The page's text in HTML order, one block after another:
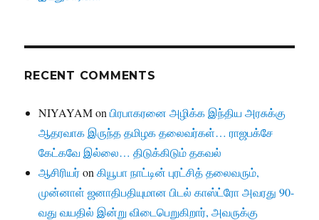
RECENT COMMENTS
NIYAYAMonபிரபாகரனை அழிக்க இந்திய அரசுக்கு
ஆதரவாக இருந்த தமிழக தலைவர்கள்… ராஜபக்சே
கேட்கவே இல்லை… திடுக்கிடும் தகவல்
ஆசிரியர்onகியூபா நாட்டின் புரட்சித் தலைவரும்,
முன்னாள் ஜனாதிபதியுமான பிடல் காஸ்ட்ரோ அவரது 90-
வது வயதில் இன்று விடைபெறுகிறார், அவருக்கு